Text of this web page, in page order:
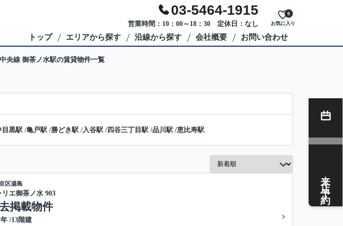
03-5464-1915
営業時間：10：00～18：30 定休日：なし お気に入り
0
トップ エリアから探す 沿線から探す 会社概要 お問い合わせ
中央線 御茶ノ水駅の賃貸物件一覧
目黒駅 /亀戸駅 /勝どき駅 /入谷駅 / 四谷三丁目駅 /品川駅 /恵比寿駅
区湯島
リエ御茶ノ水 903
掲載物件
/13階建
来店予約